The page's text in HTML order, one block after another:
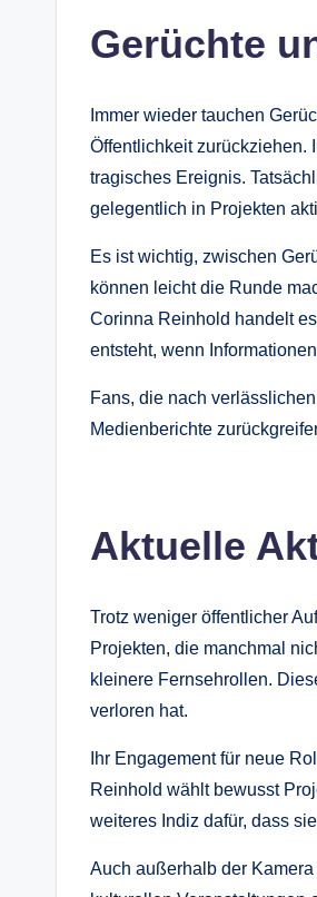
Gerüchte
Immer wieder tauchen
Öffentlichkeit zurückziehen.
tragisches Ereignis.
gelegentlich in Projekten
Es ist wichtig, zwischen
können leicht die Runde
Corinna Reinhold handelt
entsteht, wenn
Fans, die nach
Medienberichte
Aktuelle
Trotz weniger öffentlicher
Projekten, die manchmal
kleinere Fernsehrollen.
verloren hat.
Ihr Engagement für neue
Reinhold wählt bewusst
weiteres Indiz dafür, dass
Auch außerhalb der